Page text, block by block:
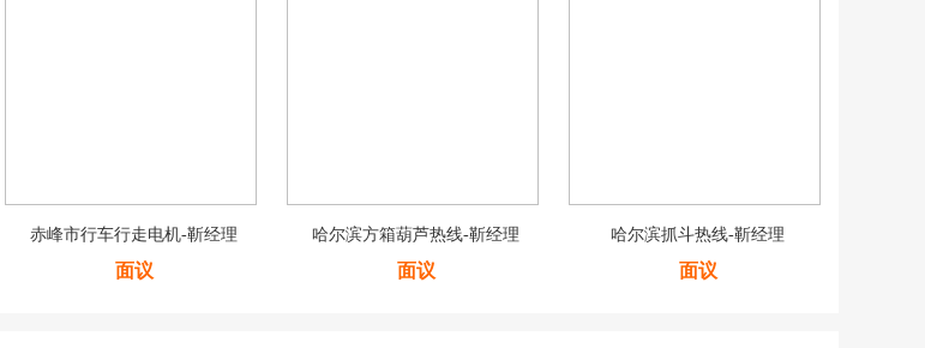
赤峰市行车行走电机-靳经理
面议
哈尔滨方箱葫芦热线-靳经理
面议
哈尔滨抓斗热线-靳经理
面议